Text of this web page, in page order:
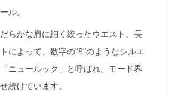
ル。
らかな肩に細く絞ったウエスト、長
によって、数字の“8”のようなシルエ
ニュールック」と呼ばれ、モード界
続けています。